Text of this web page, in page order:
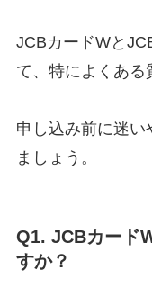
JCBカードWと
て、特によくある
申し込み前に迷い
ましょう。
Q1. JCBカード
すか？